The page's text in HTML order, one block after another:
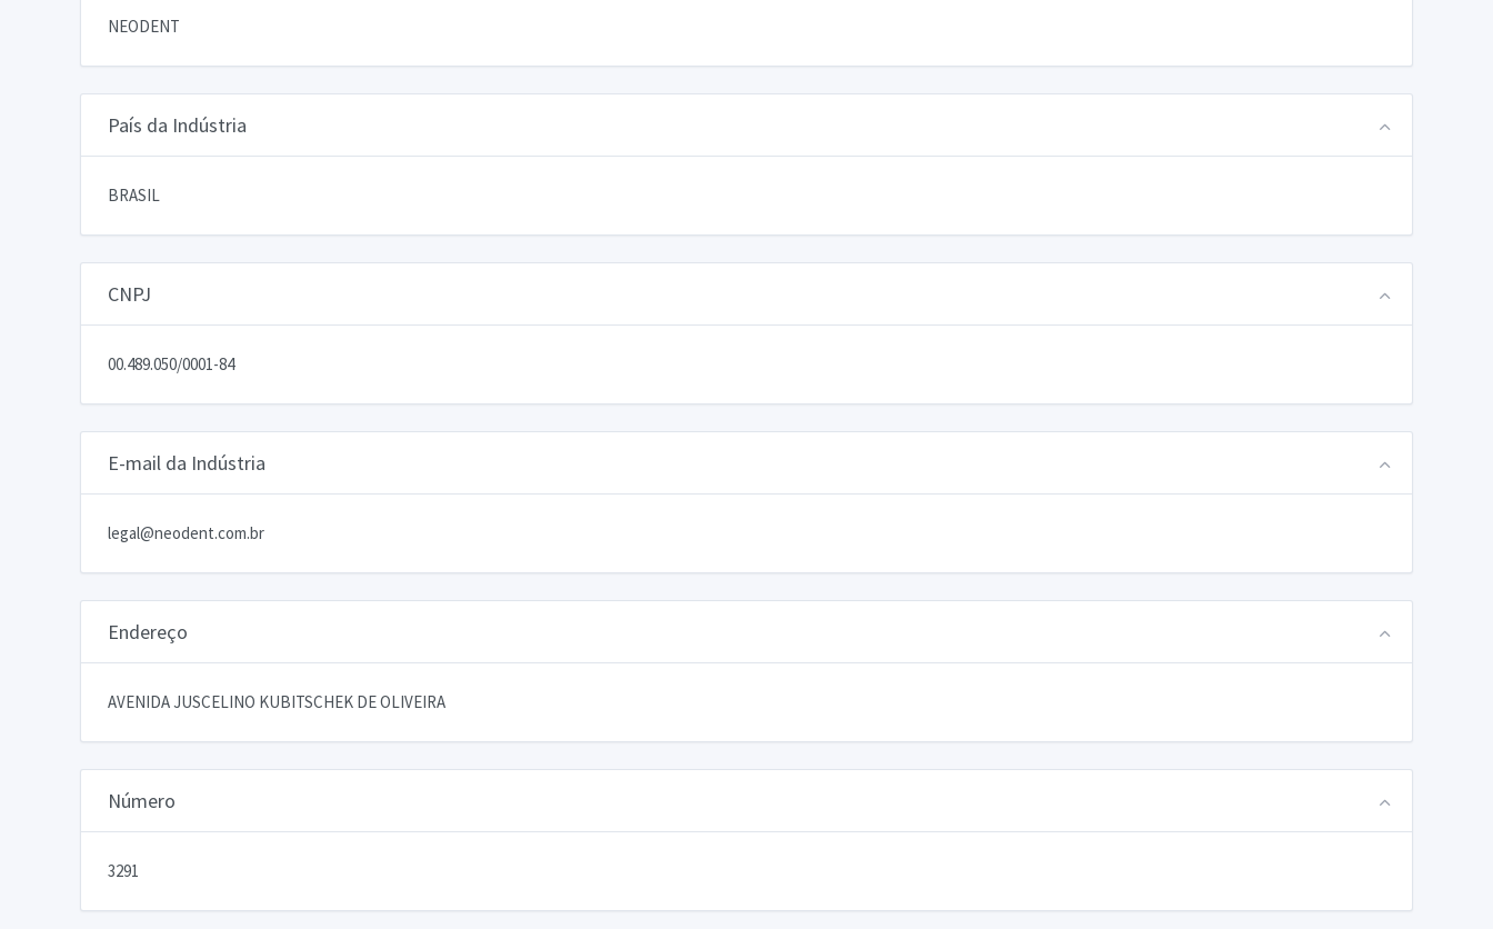
NEODENT
País da Indústria
BRASIL
CNPJ
00.489.050/0001-84
E-mail da Indústria
legal@neodent.com.br
Endereço
AVENIDA JUSCELINO KUBITSCHEK DE OLIVEIRA
Número
3291